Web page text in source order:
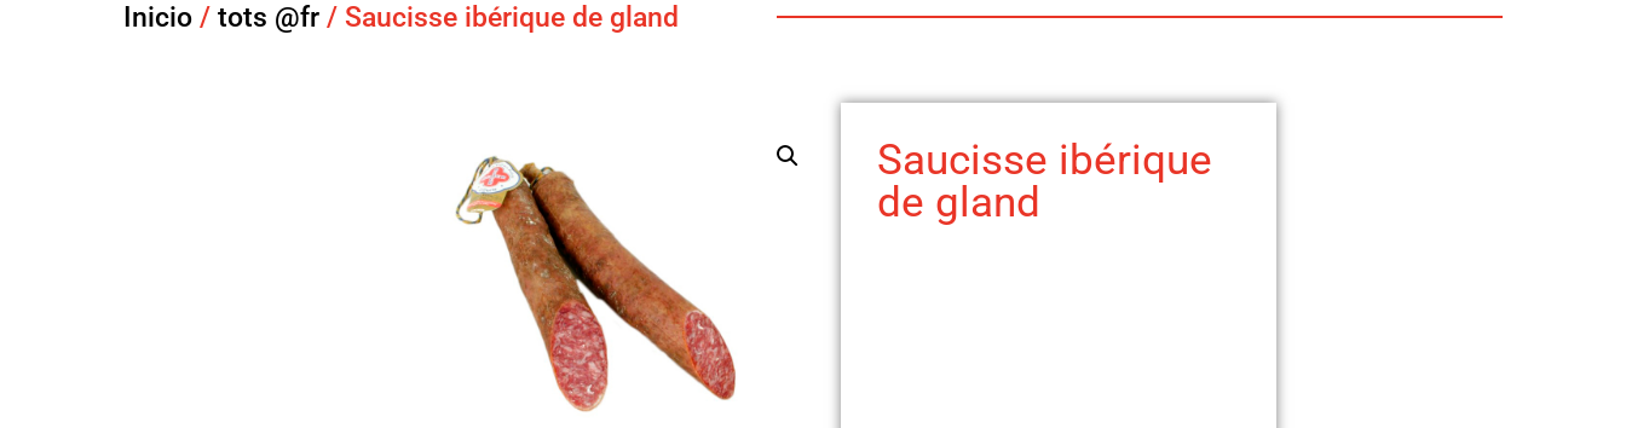
Inicio / tots @fr / Saucisse ibérique de gland
Saucisse ibérique
de gland